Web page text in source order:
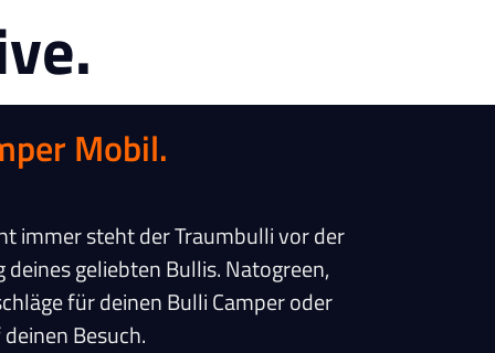
Mobil.
immer steht der Traumbulli vor der
geliebten Bullis. Natogreen,
für deinen Bulli Camper oder
Besuch.